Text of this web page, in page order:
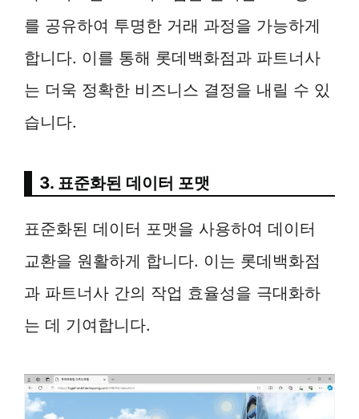
를 공유하여 투명한 거래 과정을 가능하게
합니다. 이를 통해 롯데백화점과 파트너사
는 더욱 정확한 비즈니스 결정을 내릴 수 있
습니다.
3. 표준화된 데이터 포맷
표준화된 데이터 포맷을 사용하여 데이터
교환을 원활하게 합니다. 이는 롯데백화점
과 파트너사 간의 작업 효율성을 극대화하
는 데 기여합니다.